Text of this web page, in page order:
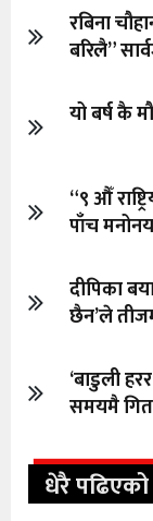
रबिना
बरिलै”
यो बर्ष कै
“९ औँ
पाँच
दीपिका
छैन’ले
‘बाडुली
समयमै
धेरै पढिएको